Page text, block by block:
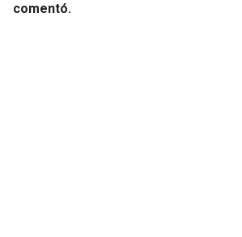
comentó.